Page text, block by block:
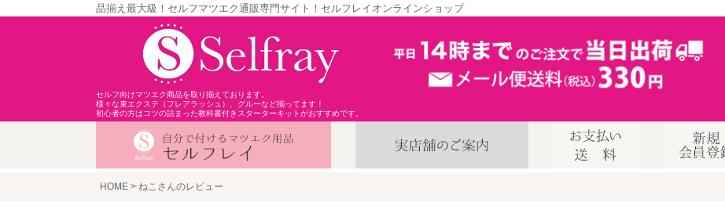
品揃え最大級！セルフマツエク通販専門サイト！セルフレイオンラインショップ
セルフ向けマツエク商品を取り揃えております。
様々な束エクステ（フレアラッシュ）、グルーなど揃ってます！
初心者の方はコツの詰まった教科書付きスターターキットがおすすめです。
HOME ねこさんのレビュー